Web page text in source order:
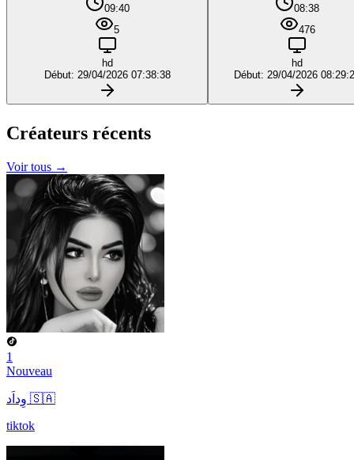
09:40
5
hd
Début: 29/04/2026 07:38:38
08:38
476
hd
Début: 29/04/2026
Créateurs récents
Voir tous →
1
Nouveau
وِداَد 🇸🇦
tiktok